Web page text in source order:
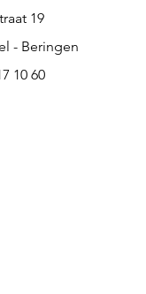
19
- Beringen
10 60